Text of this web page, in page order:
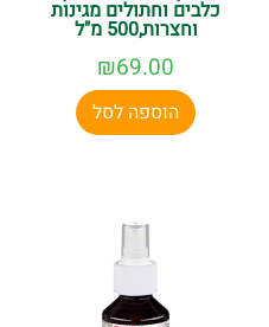
כלבים וחתולים מגינות
וחצרות,500 מ"ל
₪69.00
הוספה לסל